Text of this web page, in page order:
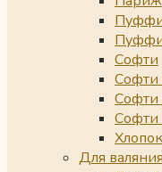
Софти
Софти
Софти
Для валяния